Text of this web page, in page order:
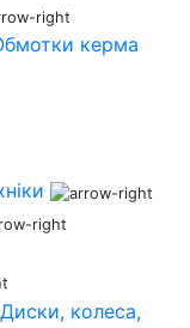
керма
Диски, колеса,